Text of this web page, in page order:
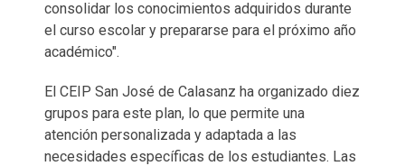
consolidar los conocimientos adquiridos durante
el curso escolar y prepararse para el próximo año
académico".
El CEIP San José de Calasanz ha organizado diez
grupos para este plan, lo que permite una
atención personalizada y adaptada a las
necesidades específicas de los estudiantes. Las